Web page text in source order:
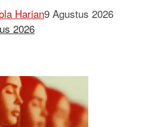
Harian9 Agustus 2026
2026